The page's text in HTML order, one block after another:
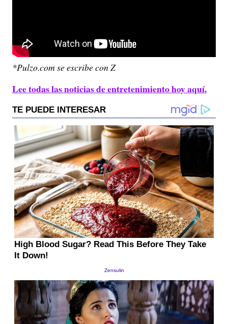
*Pulzo.com se escribe con Z
Lee todas las noticias de entretenimiento hoy aquí.